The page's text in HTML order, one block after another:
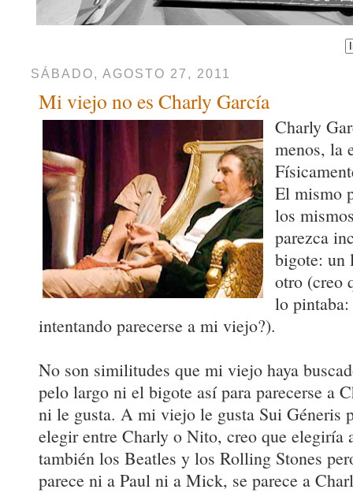
SÁBADO, AGOSTO 27, 2011
Mi viejo no es Charly García
Charly
menos, la
El mismo
los
parezca
bigote: un
otro (creo
lo
intentando parecerse a mi viejo?).
No son similitudes que mi viejo haya
pelo largo ni el bigote así para parecerse a
ni le gusta. A mi viejo le gusta Sui Géneris
elegir entre Charly o Nito, creo que elegiría
también los Beatles y los Rolling Stones
parece ni a Paul ni a Mick, se parece a